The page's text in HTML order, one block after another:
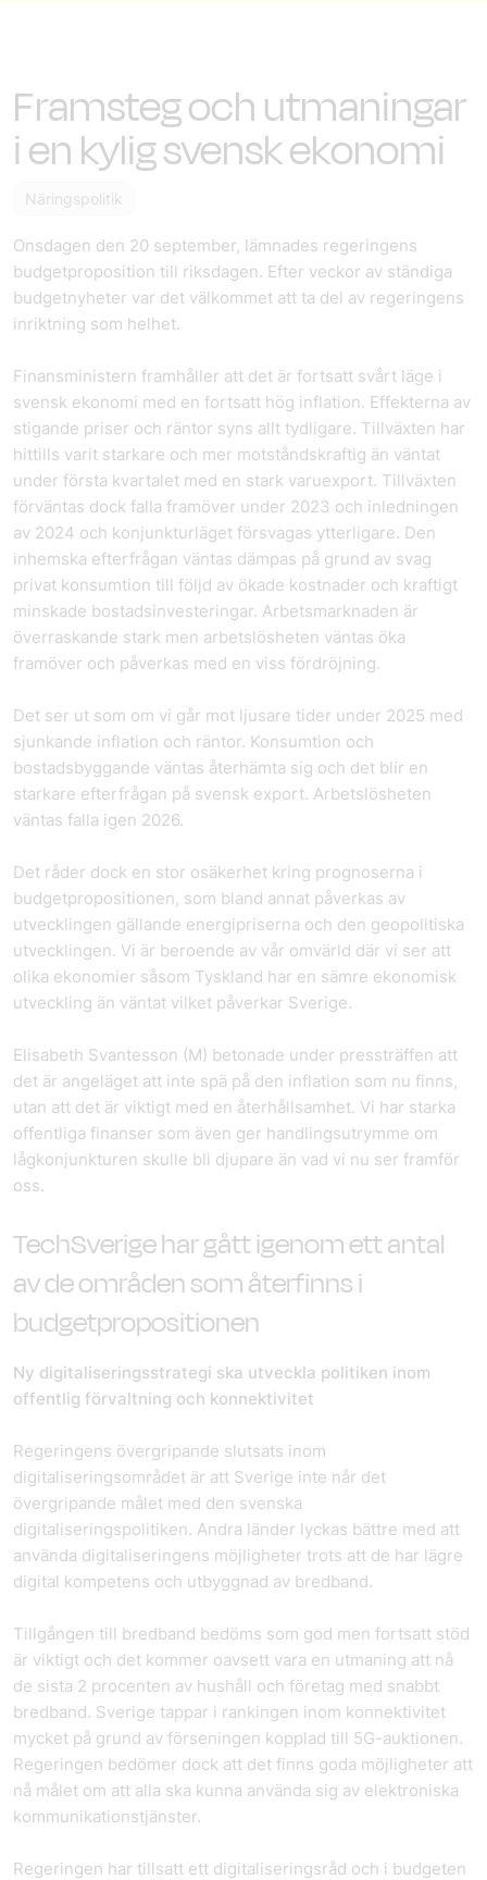
Framsteg och utmaningar
i en kylig svensk ekonomi
Näringspolitik
Onsdagen den 20 september, lämnades regeringens
budgetproposition till riksdagen. Efter veckor av ständiga
budgetnyheter var det välkommet att ta del av regeringens
inriktning som helhet.
Finansministern framhåller att det är fortsatt svårt läge i
svensk ekonomi med en fortsatt hög inflation. Effekterna av
stigande priser och räntor syns allt tydligare. Tillväxten har
hittills varit starkare och mer motståndskraftig än väntat
under första kvartalet med en stark varuexport. Tillväxten
förväntas dock falla framöver under 2023 och inledningen
av 2024 och konjunkturläget försvagas ytterligare. Den
inhemska efterfrågan väntas dämpas på grund av svag
privat konsumtion till följd av ökade kostnader och kraftigt
minskade bostadsinvesteringar. Arbetsmarknaden är
överraskande stark men arbetslösheten väntas öka
framöver och påverkas med en viss fördröjning.
Det ser ut som om vi går mot ljusare tider under 2025 med
sjunkande inflation och räntor. Konsumtion och
bostadsbyggande väntas återhämta sig och det blir en
starkare efterfrågan på svensk export. Arbetslösheten
väntas falla igen 2026.
Det råder dock en stor osäkerhet kring prognoserna i
budgetpropositionen, som bland annat påverkas av
utvecklingen gällande energipriserna och den geopolitiska
utvecklingen. Vi är beroende av vår omvärld där vi ser att
olika ekonomier såsom Tyskland har en sämre ekonomisk
utveckling än väntat vilket påverkar Sverige.
Elisabeth Svantesson (M) betonade under pressträffen att
det är angeläget att inte spä på den inflation som nu finns,
utan att det är viktigt med en återhållsamhet. Vi har starka
offentliga finanser som även ger handlingsutrymme om
lågkonjunkturen skulle bli djupare än vad vi nu ser framför
oss.
TechSverige har gått igenom ett antal
av de områden som återfinns i
budgetpropositionen
Ny digitaliseringsstrategi ska utveckla politiken inom
offentlig förvaltning och konnektivitet
Regeringens övergripande slutsats inom
digitaliseringsområdet är att Sverige inte når det
övergripande målet med den svenska
digitaliseringspolitiken. Andra länder lyckas bättre med att
använda digitaliseringens möjligheter trots att de har lägre
digital kompetens och utbyggnad av bredband.
Tillgången till bredband bedöms som god men fortsatt stöd
är viktigt och det kommer oavsett vara en utmaning att nå
de sista 2 procenten av hushåll och företag med snabbt
bredband. Sverige tappar i rankingen inom konnektivitet
mycket på grund av förseningen kopplad till 5G-auktionen.
Regeringen bedömer dock att det finns goda möjligheter att
nå målet om att alla ska kunna använda sig av elektroniska
kommunikationstjänster.
Regeringen har tillsatt ett digitaliseringsråd och i budgeten